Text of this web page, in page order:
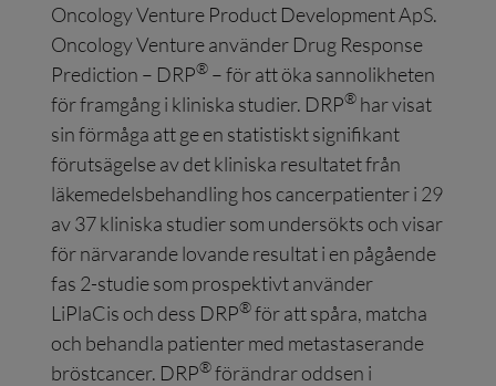
Oncology Venture Product Development ApS.
Oncology Venture använder Drug Response
Prediction – DRP® – för att öka sannolikheten
för framgång i kliniska studier. DRP® har visat
sin förmåga att ge en statistiskt signifikant
förutsägelse av det kliniska resultatet från
läkemedelsbehandling hos cancerpatienter i 29
av 37 kliniska studier som undersökts och visar
för närvarande lovande resultat i en pågående
fas 2-studie som prospektivt använder
LiPlaCis och dess DRP®för att spåra, matcha
och behandla patienter med metastaserande
bröstcancer. DRP®förändrar oddsen i